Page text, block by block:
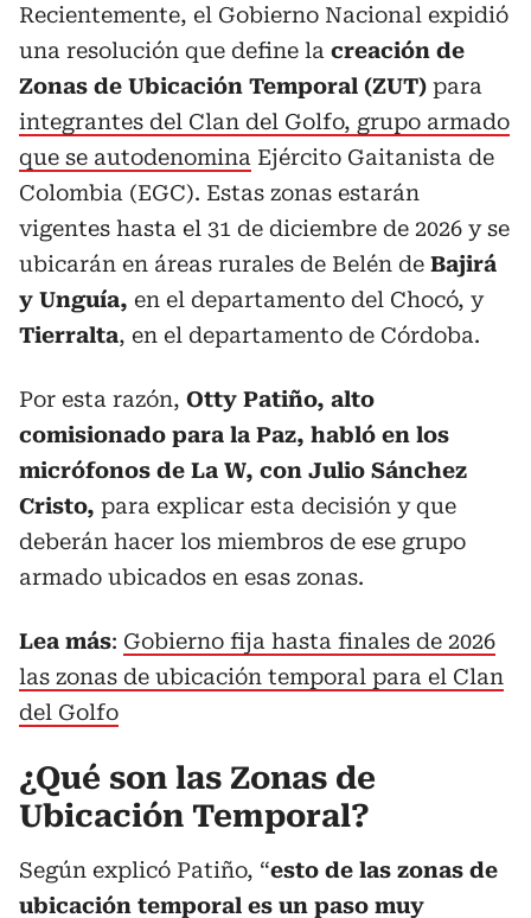
Recientemente, el Gobierno Nacional expidió
una resolución que define la creación de
Zonas de Ubicación Temporal (ZUT) para
integrantes del Clan del Golfo, grupo armado
que se autodenomina Ejército Gaitanista de
Colombia (EGC). Estas zonas estarán
vigentes hasta el 31 de diciembre de 2026 y se
ubicarán en áreas rurales de Belén de Bajirá
y Unguía, en el departamento del Chocó, y
Tierralta, en el departamento de Córdoba.
Por esta razón, Otty Patiño, alto
comisionado para la Paz, habló en los
micrófonos de La W, con Julio Sánchez
Cristo, para explicar esta decisión y que
deberán hacer los miembros de ese grupo
armado ubicados en esas zonas.
Lea más: Gobierno fija hasta finales de 2026
las zonas de ubicación temporal para el Clan
del Golfo
¿Qué son las Zonas de
Ubicación Temporal?
Según explicó Patiño, “esto de las zonas de
ubicación temporal es un paso muy